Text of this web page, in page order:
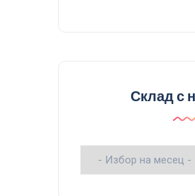
Склад с
Склад